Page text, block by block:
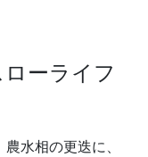
ーライフ
水相の更迭に、